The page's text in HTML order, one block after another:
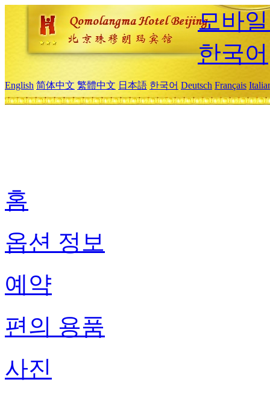
모바
한국어
English 简体中文 繁體中文 日本語 한국어 Deutsch Français
홈
옵션 정보
예약
편의 용품
사진